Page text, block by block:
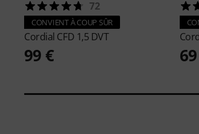
72
CONVIENT À COUP SÛR
Cordial CFD 1,5 DVT
99 €